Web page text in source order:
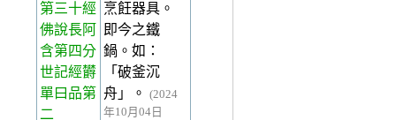
第三十經
佛說長阿
含第四分
世記經欝
單曰品第
二
烹飪器具。
即今之鐵
鍋。如：
「破釜沉
舟」。
(2024
年10月04日